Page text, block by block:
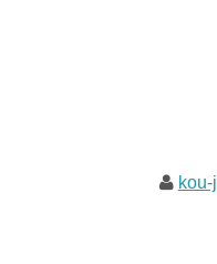
kou-j